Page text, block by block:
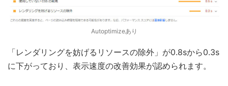
Autoptimizeあり
「レンダリングを妨げるリソースの除外」が0.8sから0.3s
に下がっており、表示速度の改善効果が認められます。